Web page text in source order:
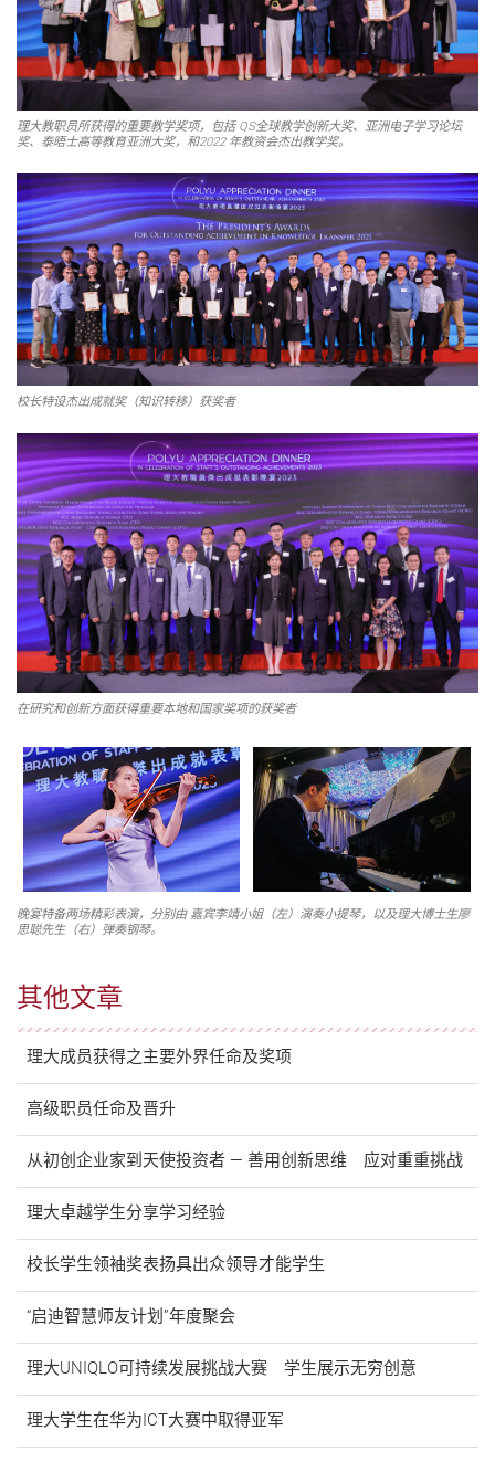
其他文章
理大成员获得之主要外界任命及奖项
高级职员任命及晋升
从初创企业家到天使投资者 — 善用创新思维 应对重重挑战
理大卓越学生分享学习经验
校长学生领袖奖表扬具出众领导才能学生
“启迪智慧师友计划”年度聚会
理大UNIQLO可持续发展挑战大赛 学生展示无穷创意
理大学生在华为ICT大赛中取得亚军
理大教职员所获得的重要教学奖项，包括 QS全球教学创新大奖、亚洲电子学习论坛
奖、泰晤士高等教育亚洲大奖，和2022 年教资会杰出教学奖。
校长特设杰出成就奖（知识转移）获奖者
在研究和创新方面获得重要本地和国家奖项的获奖者
晚宴特备两场精彩表演，分别由 嘉宾李靖小姐（左）演奏小提琴，以及理大博士生廖
思聪先生（右）弹奏钢琴。